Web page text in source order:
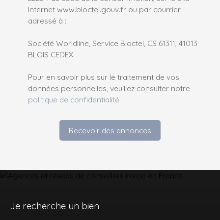
Internet www.bloctel.gouv.fr ou par courrier
adressé à :
Société Worldline, Service Bloctel, CS 61311, 41013
BLOIS CEDEX.
Pour en savoir plus sur le traitement de vos
données personnelles, veuillez consulter notre
politique de confidentialité.
Recevoir des annonces
Je recherche un bien